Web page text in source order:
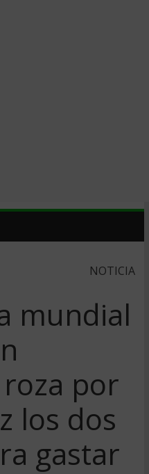
NOTICIA
mundial
por
los dos
gastar